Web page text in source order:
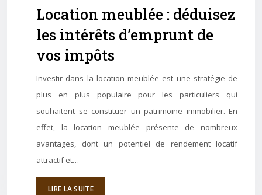
Location meublée : déduisez
les intérêts d’emprunt de
vos impôts
Investir dans la location meublée est une stratégie de
plus en plus populaire pour les particuliers qui
souhaitent se constituer un patrimoine immobilier. En
effet, la location meublée présente de nombreux
avantages, dont un potentiel de rendement locatif
attractif et…
LIRE LA SUITE